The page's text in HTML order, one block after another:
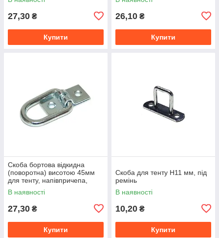
27,30 ₴
Купити
26,10 ₴
Купити
Скоба бортова відкидна
(поворотна) висотою 45мм
для тенту, напівпричепа,
фури тентова фурнітура
В наявності
27,30 ₴
Купити
Скоба для тенту H11 мм, під
ремінь
В наявності
10,20 ₴
Купити